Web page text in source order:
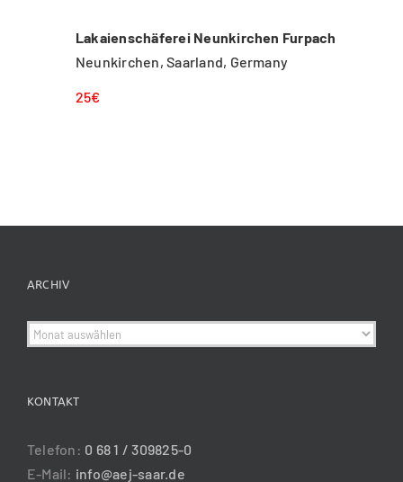
Lakaienschäferei Neunkirchen Furpach
Neunkirchen, Saarland, Germany
25€
ARCHIV
Archiv
KONTAKT
Telefon: 0 68 1 / 309825-0
E-Mail: info@aej-saar.de